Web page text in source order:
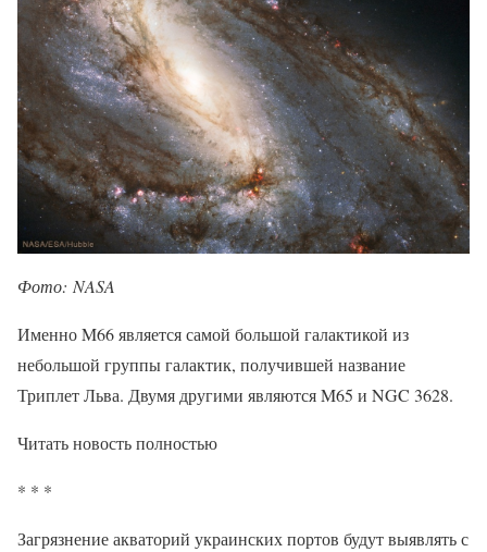
Фото: NASA
Именно M66 является самой большой галактикой из
небольшой группы галактик, получившей название
Триплет Льва. Двумя другими являются M65 и NGC 3628.
Читать новость полностью
* * *
Загрязнение акваторий украинских портов будут выявлять с